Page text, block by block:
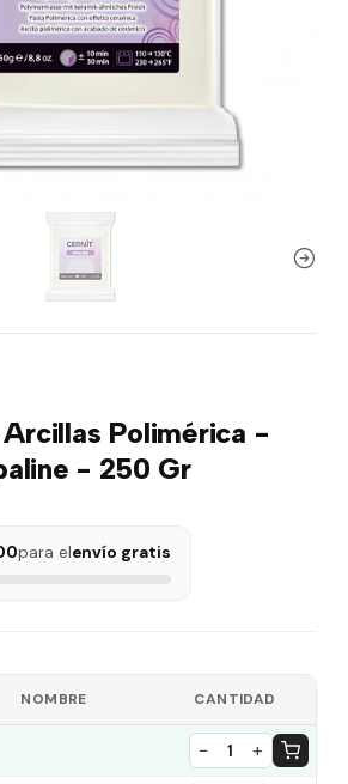
Polimérica -
- 250 Gr
para elenvío gratis
NOMBRE CANTIDAD
− 1 +